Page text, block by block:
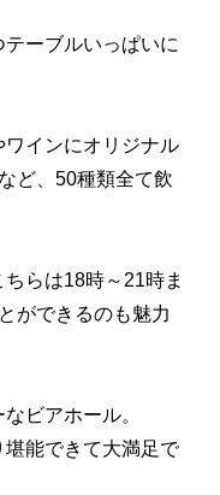
ーブルいっぱいに
ワインにオリジナル
ど、50種類全て飲
らは18時～21時ま
ができるのも魅力
ビアホール。
能できて大満足で